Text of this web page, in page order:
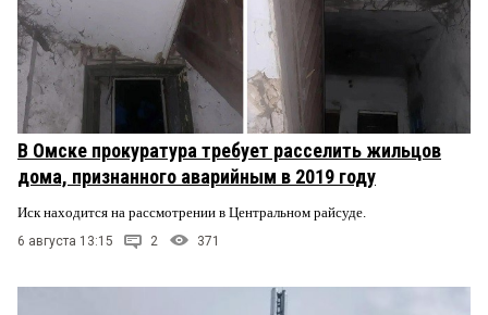
В Омске прокуратура требует расселить жильцов
дома, признанного аварийным в 2019 году
Иск находится на рассмотрении в Центральном райсуде.
6 августа 13:15 2 371